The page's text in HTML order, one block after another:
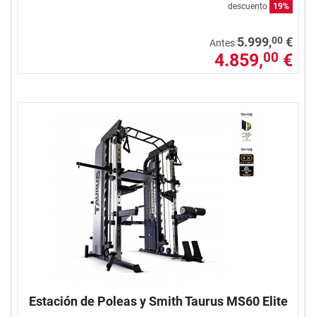
descuento
19%
Antes 5.999,00 €
4.859,00 €
Estación de Poleas y Smith Taurus MS60 Elite